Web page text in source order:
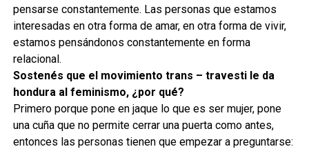
pensarse constantemente. Las personas que estamos
interesadas en otra forma de amar, en otra forma de vivir,
estamos pensándonos constantemente en forma
relacional.
Sostenés que el movimiento trans – travesti le da
hondura al feminismo, ¿por qué?
Primero porque pone en jaque lo que es ser mujer, pone
una cuña que no permite cerrar una puerta como antes,
entonces las personas tienen que empezar a preguntarse: